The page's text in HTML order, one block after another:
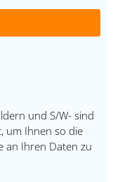
und S/W- sind
um Ihnen so die
an Ihren Daten zu